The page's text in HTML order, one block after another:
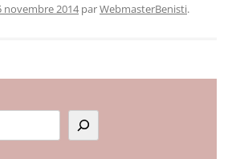
novembre 2014 parWebmasterBenisti.